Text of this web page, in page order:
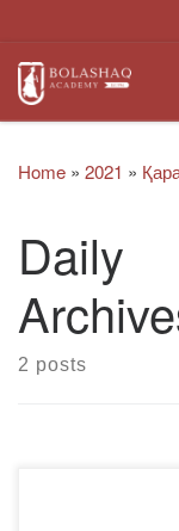
Home » 2021 »
Daily
2 posts